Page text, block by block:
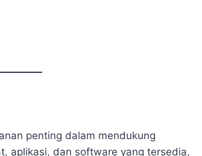
penting dalam mendukung
aplikasi, dan software yang tersedia,